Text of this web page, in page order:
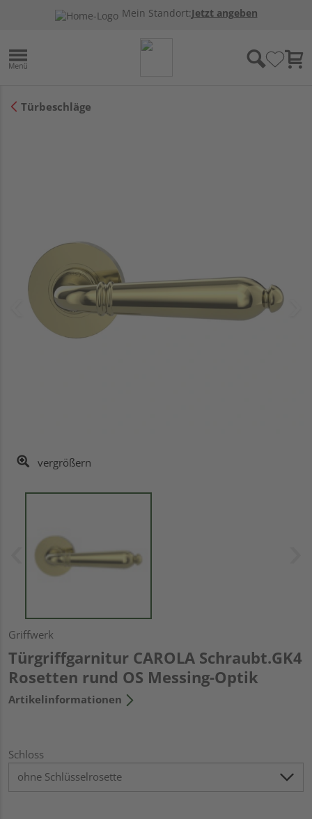
Mein Standort:Jetzt angeben
Türbeschläge
vergrößern
Griffwerk
Türgriffgarnitur CAROLA Schraubt.GK4
Rosetten rund OS Messing-Optik
Artikelinformationen
Schloss